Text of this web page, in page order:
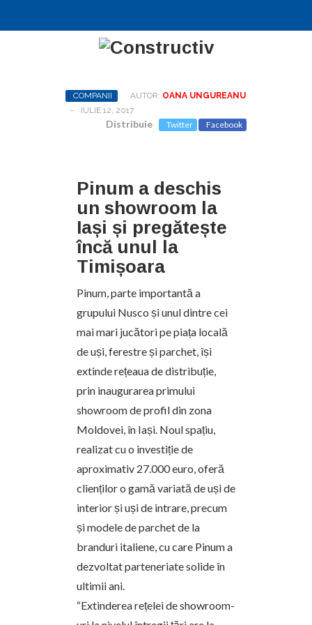
COMPANII AUTOR: OANA UNGUREANU
-
IULIE 12, 2017
Distribuie Twitter Facebook
Pinum a deschis
un showroom la
Iași și pregătește
încă unul la
Timișoara
Pinum, parte importantă a
grupului Nusco și unul dintre cei
mai mari jucători pe piața locală
de uși, ferestre și parchet, își
extinde rețeaua de distribuție,
prin inaugurarea primului
showroom de profil din zona
Moldovei, în Iași. Noul spațiu,
realizat cu o investiție de
aproximativ 27.000 euro, oferă
clienților o gamă variată de uși de
interior și uși de intrare, precum
și modele de parchet de la
branduri italiene, cu care Pinum a
dezvoltat parteneriate solide în
ultimii ani.
“Extinderea rețelei de showroom-